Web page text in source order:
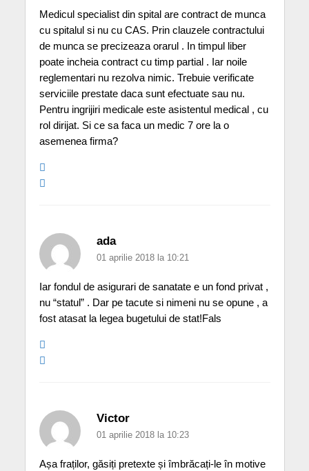
Medicul specialist din spital are contract de munca
cu spitalul si nu cu CAS. Prin clauzele contractului
de munca se precizeaza orarul . In timpul liber
poate incheia contract cu timp partial . Iar noile
reglementari nu rezolva nimic. Trebuie verificate
serviciile prestate daca sunt efectuate sau nu.
Pentru ingrijiri medicale este asistentul medical , cu
rol dirijat. Si ce sa faca un medic 7 ore la o
asemenea firma?
ada
01 aprilie 2018 la 10:21
Iar fondul de asigurari de sanatate e un fond privat ,
nu “statul” . Dar pe tacute si nimeni nu se opune , a
fost atasat la legea bugetului de stat!Fals
Victor
01 aprilie 2018 la 10:23
Așa fraților, găsiți pretexte și îmbrăcați-le în motive